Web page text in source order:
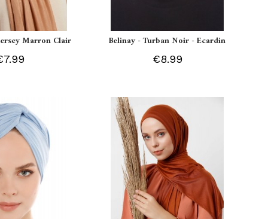
Marron Clair Belinay - Turban Noir - Ecardin
€8.99